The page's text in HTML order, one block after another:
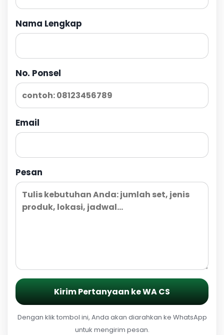
Nama Lengkap
No. Ponsel
Email
Pesan
Kirim Pertanyaan ke WA CS
Dengan klik tombol ini, Anda akan diarahkan ke WhatsApp
untuk mengirim pesan.